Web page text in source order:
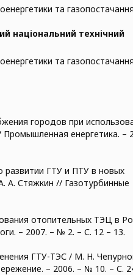
та
національний технічний
та
городов при
енергетика. –
развитии ГТУ и ПТУ в новых
А. Стяжкин // Газотурбинные
отопительных ТЭЦ в
– 2007. – № 2. – С. 12 – 13.
ГТУ-ТЭС / М. Н.
– 2006. – № 10. – С.